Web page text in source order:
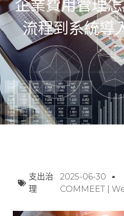
企業費用管理
流程到系統導
支出治
理
2025-06-30
COMMEET |